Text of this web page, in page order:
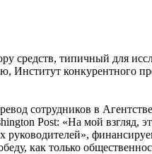
средств, типичный для
Институт конкурентного
сотрудников в
Post: «На мой взгляд,
руководителей»,
как только